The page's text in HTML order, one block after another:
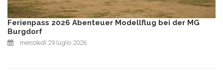
Ferienpass 2026 Abenteuer Modellflug bei der MG
Burgdorf
mercoledì 29 luglio 2026